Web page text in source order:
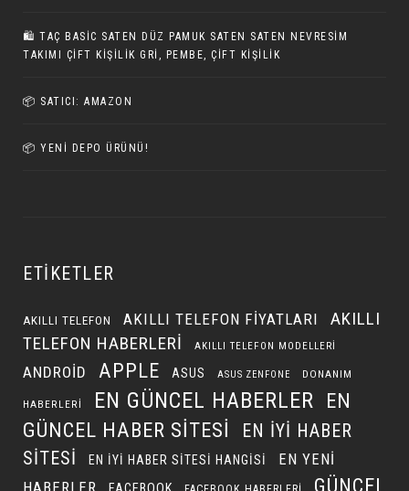
🛍️ TAÇ BASIC SATEN DÜZ PAMUK SATEN SATEN NEVRESIM
TAKIMI ÇIFT KIŞILIK GRI, PEMBE, ÇIFT KIŞILIK
📦 SATICI: AMAZON
📦 YENI DEPO ÜRÜNÜ!
ETIKETLER
AKILLI TELEFON AKILLI TELEFON FIYATLARI
AKILLI
TELEFON HABERLERI
AKILLI TELEFON MODELLERI
ANDROID APPLE ASUS ASUS ZENFONE DONANIM
HABERLERI EN GÜNCEL HABERLER
EN
GÜNCEL HABER SITESI
EN IYI HABER
SITESI
EN IYI HABER SITESI HANGISI
EN YENI
GÜNCEL